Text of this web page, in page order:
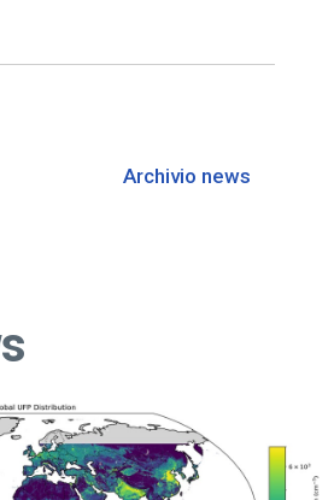
Archivio news